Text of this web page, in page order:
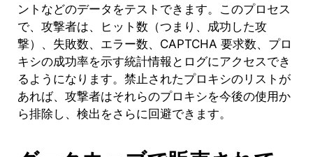
ントなどのデータをテストできます。このプロセス
で、攻撃者は、ヒット数（つまり、成功した攻
撃）、失敗数、エラー数、CAPTCHA 要求数、プロ
キシの成功率を示す統計情報とログにアクセスでき
るようになります。禁止されたプロキシのリストが
あれば、攻撃者はそれらのプロキシを今後の使用か
ら排除し、検出をさらに回避できます。